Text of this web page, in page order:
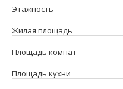
Этажность
Жилая площадь
Площадь комнат
Площадь кухни